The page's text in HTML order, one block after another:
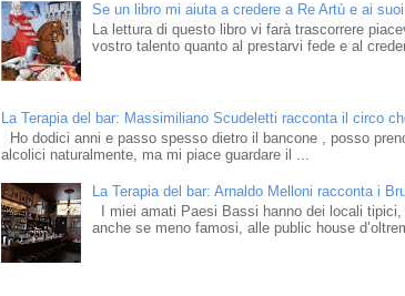
Se un libro mi aiuta a credere a Re Artù e ai
La lettura di questo libro vi farà trascorrere
vostro talento quanto al prestarvi fede e al
La Terapia del bar: Massimiliano Scudeletti racconta il circo
Ho dodici anni e passo spesso dietro il bancone , posso
alcolici naturalmente, ma mi piace guardare il ...
La Terapia del bar: Arnaldo Melloni racconta i
I miei amati Paesi Bassi hanno dei locali tipici,
anche se meno famosi, alle public house